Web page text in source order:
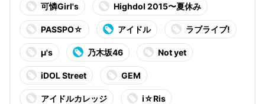
可憐Girl's Highdol 2015〜夏休み
PASSPO☆ アイドル ラブライブ!
μ's 乃木坂46 Not yet
iDOL Street GEM
アイドルカレッジ i☆Ris